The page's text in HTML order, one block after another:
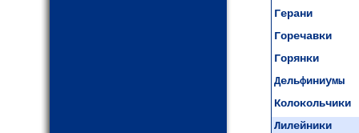
Герани
Горечавки
Горянки
Дельфиниумы
Колокольчики
Лилейники